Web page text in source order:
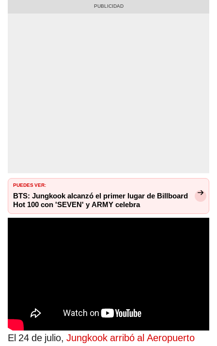
PUEDES VER:
BTS: Jungkook alcanzó el primer lugar de Billboard
Hot 100 con 'SEVEN' y ARMY celebra
El 24 de julio, Jungkook arribó al Aeropuerto